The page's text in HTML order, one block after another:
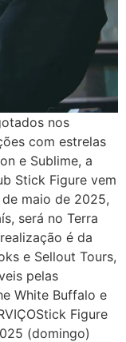
nos
com estrelas
e Sublime, a
Stick Figure vem
maio de 2025,
será no Terra
é da
e Sellout Tours,
pelas
White Buffalo e
Figure
(domingo)